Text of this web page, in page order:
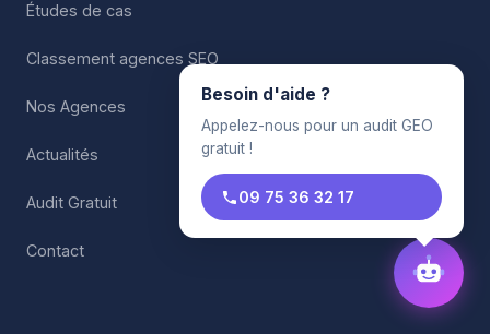
Études de cas
Classement agences SEO
Nos Agences
Actualités
Audit Gratuit
Contact
Besoin d'aide ?
Appelez-nous pour un audit GEO
gratuit !
09 75 36 32 17